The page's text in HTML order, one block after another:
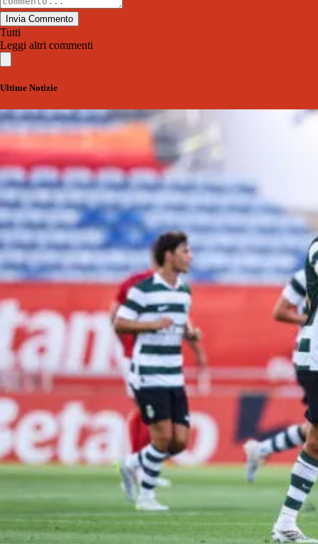
Invia Commento
Tutti
Leggi altri commenti
Ultime Notizie